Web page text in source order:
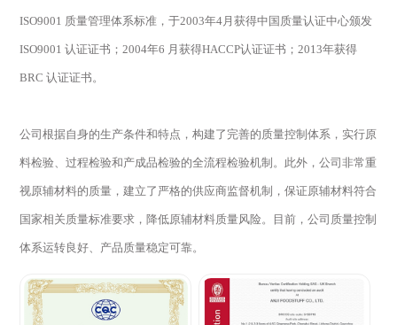
ISO9001 质量管理体系标准，于2003年4月获得中国质量认证中心颁发
ISO9001 认证证书；2004年6 月获得HACCP认证证书；2013年获得
BRC 认证证书。
公司根据自身的生产条件和特点，构建了完善的质量控制体系，实行原
料检验、过程检验和产成品检验的全流程检验机制。此外，公司非常重
视原辅材料的质量，建立了严格的供应商监督机制，保证原辅材料符合
国家相关质量标准要求，降低原辅材料质量风险。目前，公司质量控制
体系运转良好、产品质量稳定可靠。